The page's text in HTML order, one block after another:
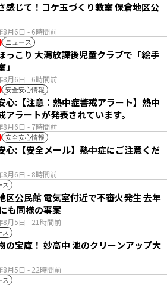
8月6日 - 6時間前
感じて！コケ玉づくり教室 保倉地区公
ニュース
8月6日 - 6時間前
っこり 大潟放課後児童クラブで「絵手
安全安心情報
8月6日 - 7時間前
心:【注意：熱中症警戒アラート】熱中
アラートが発表されています。
安全安心情報
8月6日 - 8時間前
心:【安全メール】熱中症にご注意くだ
ス
8月5日 - 21時間前
区公民館 電気室付近で不審火発生 去年
も同様の事案
ス
8月5日 - 22時間前
の宝庫！ 妙高中 池のクリーンアップ大
ス